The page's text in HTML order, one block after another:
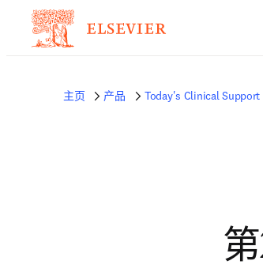
主页 产品 Today's Clinical Support